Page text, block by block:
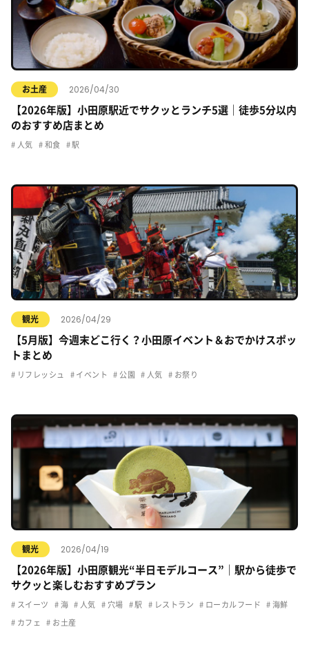
お土産 2026/04/30
【2026年版】小田原駅近でサクッとランチ5選｜徒歩5分以内
のおすすめ店まとめ
人気 和食 駅
観光 2026/04/29
【5月版】今週末どこ行く？小田原イベント＆おでかけスポッ
トまとめ
リフレッシュ イベント 公園 人気 お祭り
観光 2026/04/19
【2026年版】小田原観光“半日モデルコース”｜駅から徒歩で
サクッと楽しむおすすめプラン
スイーツ 海 人気 穴場 駅 レストラン ローカルフード 海鮮
カフェ お土産